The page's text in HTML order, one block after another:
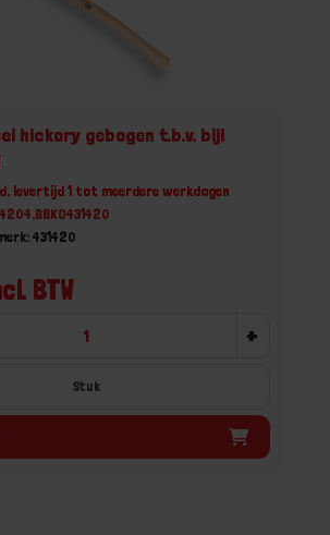
hickory gebogen t.b.v. bijl
levertijd 1 tot meerdere werkdagen
431420
BTW
+
Stuk